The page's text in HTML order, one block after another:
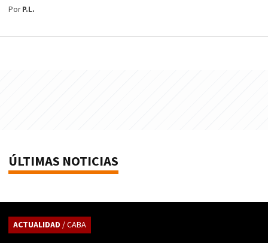
PorP.L.
ÚLTIMAS NOTICIAS
ACTUALIDAD / CABA